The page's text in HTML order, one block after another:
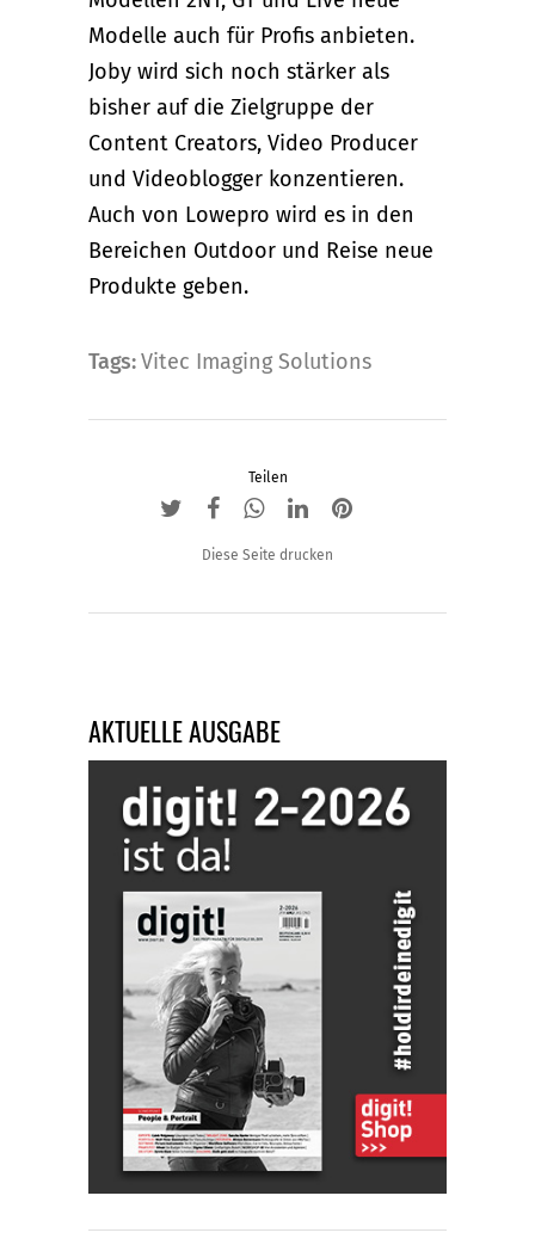
Modelle auch für Profis anbieten.
Joby wird sich noch stärker als
bisher auf die Zielgruppe der
Content Creators, Video Producer
und Videoblogger konzentieren.
Auch von Lowepro wird es in den
Bereichen Outdoor und Reise neue
Produkte geben.
Tags: Vitec Imaging Solutions
Teilen
Diese Seite drucken
AKTUELLE AUSGABE